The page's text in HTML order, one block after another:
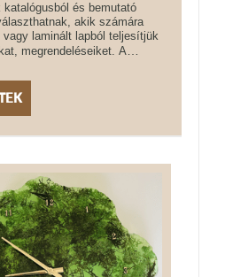
katalógusból és bemutató
akik számára
vagy laminált lapból teljesítjük
megrendeléseiket. A